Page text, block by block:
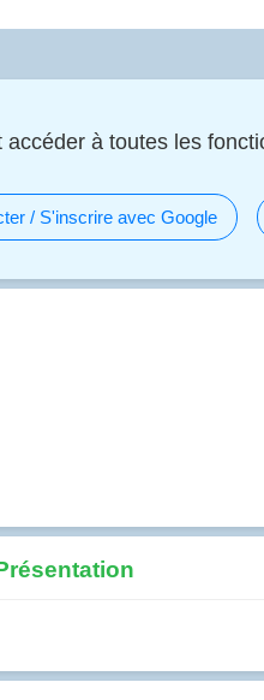
accéder à toutes les
/ S'inscrire avec Google